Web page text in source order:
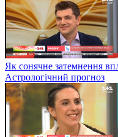
Як сонячне затемнення
Астрологічний прогноз